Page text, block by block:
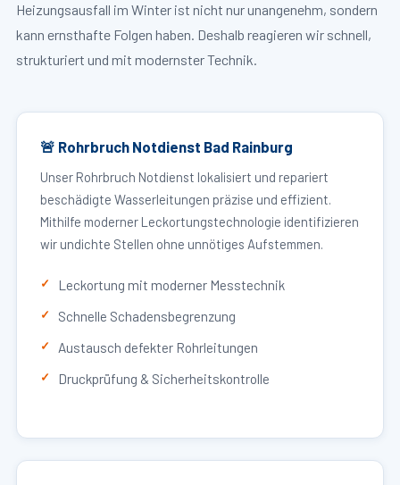
Heizungsausfall im Winter ist nicht nur unangenehm, sondern
kann ernsthafte Folgen haben. Deshalb reagieren wir schnell,
strukturiert und mit modernster Technik.
🚨 Rohrbruch Notdienst Bad Rainburg
Unser Rohrbruch Notdienst lokalisiert und repariert
beschädigte Wasserleitungen präzise und effizient.
Mithilfe moderner Leckortungstechnologie identifizieren
wir undichte Stellen ohne unnötiges Aufstemmen.
Leckortung mit moderner Messtechnik
Schnelle Schadensbegrenzung
Austausch defekter Rohrleitungen
Druckprüfung & Sicherheitskontrolle